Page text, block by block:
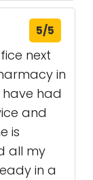
5/5
next
in
had
and
is
all my
in a